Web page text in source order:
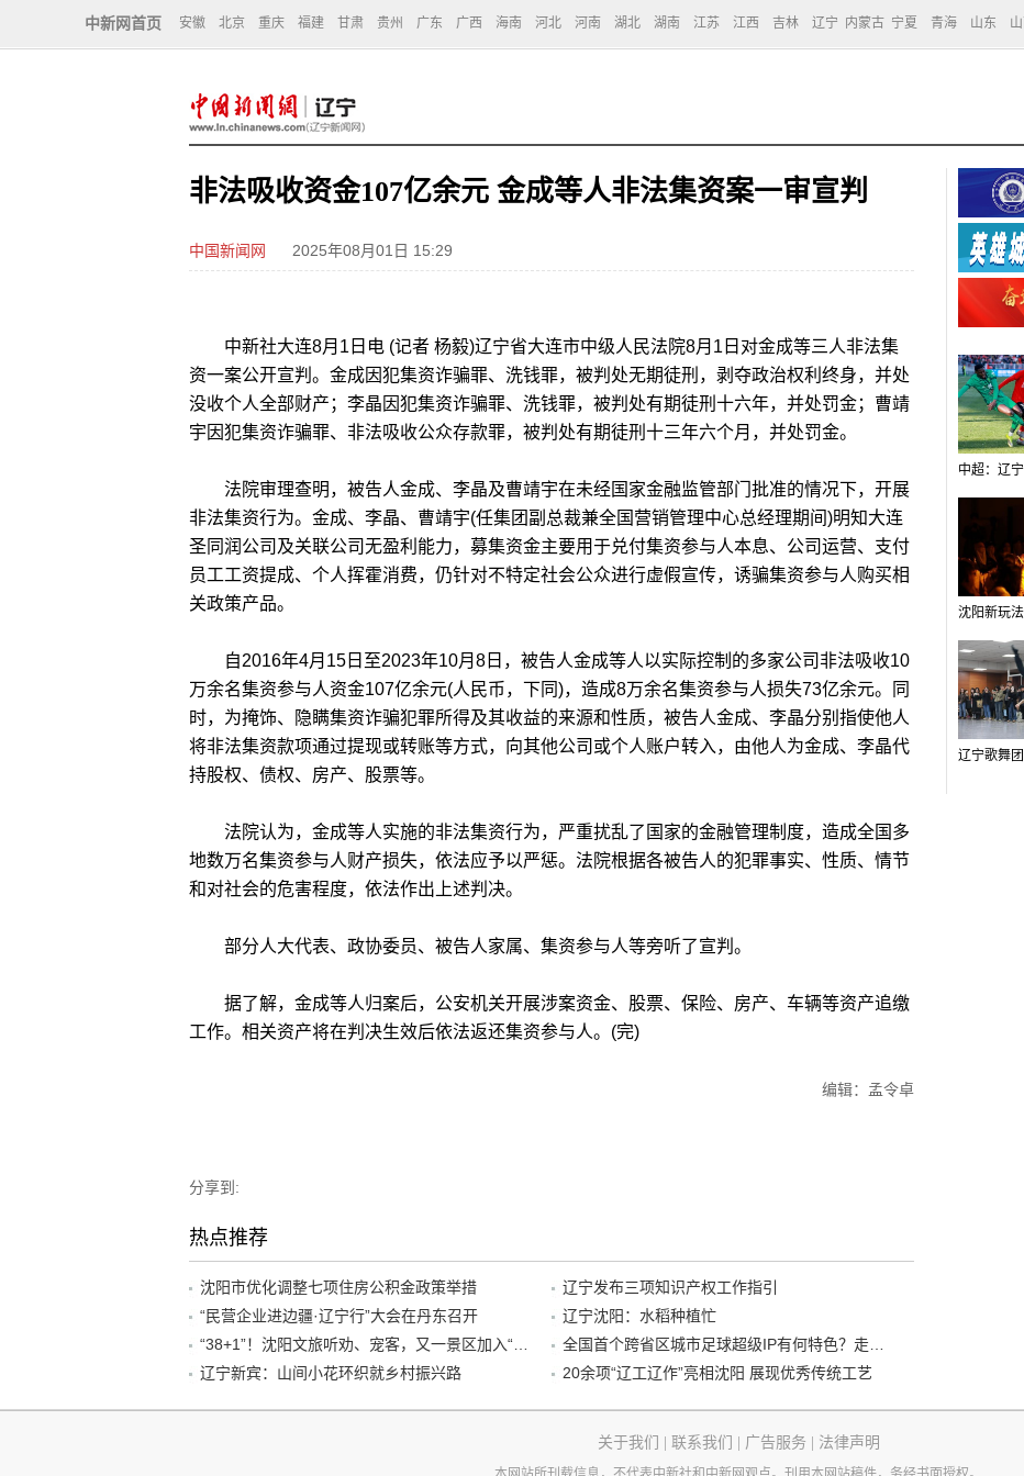
中新网首页 安徽 北京 重庆 福建 甘肃 贵州 广东 广西 海南 河北 河南 湖北 湖南 江苏 江西 吉林 辽宁 内蒙古 宁夏 青海 山东
非法吸收资金107亿余元 金成等人非法集资案一审宣判
中国新闻网 2025年08月01日 15:29
中新社大连8月1日电 (记者 杨毅)辽宁省大连市中级人民法院8月1日对金成等三人非法集
资一案公开宣判。金成因犯集资诈骗罪、洗钱罪，被判处无期徒刑，剥夺政治权利终身，并处
没收个人全部财产；李晶因犯集资诈骗罪、洗钱罪，被判处有期徒刑十六年，并处罚金；曹靖
宇因犯集资诈骗罪、非法吸收公众存款罪，被判处有期徒刑十三年六个月，并处罚金。
法院审理查明，被告人金成、李晶及曹靖宇在未经国家金融监管部门批准的情况下，开展
非法集资行为。金成、李晶、曹靖宇(任集团副总裁兼全国营销管理中心总经理期间)明知大连
圣同润公司及关联公司无盈利能力，募集资金主要用于兑付集资参与人本息、公司运营、支付
员工工资提成、个人挥霍消费，仍针对不特定社会公众进行虚假宣传，诱骗集资参与人购买相
关政策产品。
自2016年4月15日至2023年10月8日，被告人金成等人以实际控制的多家公司非法吸收10
万余名集资参与人资金107亿余元(人民币，下同)，造成8万余名集资参与人损失73亿余元。同
时，为掩饰、隐瞒集资诈骗犯罪所得及其收益的来源和性质，被告人金成、李晶分别指使他人
将非法集资款项通过提现或转账等方式，向其他公司或个人账户转入，由他人为金成、李晶代
持股权、债权、房产、股票等。
法院认为，金成等人实施的非法集资行为，严重扰乱了国家的金融管理制度，造成全国多
地数万名集资参与人财产损失，依法应予以严惩。法院根据各被告人的犯罪事实、性质、情节
和对社会的危害程度，依法作出上述判决。
部分人大代表、政协委员、被告人家属、集资参与人等旁听了宣判。
据了解，金成等人归案后，公安机关开展涉案资金、股票、保险、房产、车辆等资产追缴
工作。相关资产将在判决生效后依法返还集资参与人。(完)
编辑：孟令卓
分享到:
热点推荐
沈阳市优化调整七项住房公积金政策举措
辽宁发布三项知识产权工作指引
“民营企业进边疆·辽宁行”大会在丹东召开
辽宁沈阳：水稻种植忙
辽宁新宾：山间小花环织就乡村振兴路
20余项“辽工辽作”亮相沈阳 展现优秀传统工艺
中超：辽
关于我们 联系我们 广告服务 法律声明